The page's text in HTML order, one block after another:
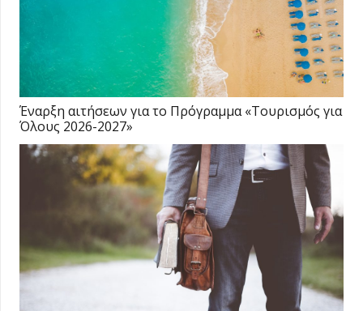
Έναρξη αιτήσεων για το Πρόγραμμα «Τουρισμός για
Όλους 2026-2027»